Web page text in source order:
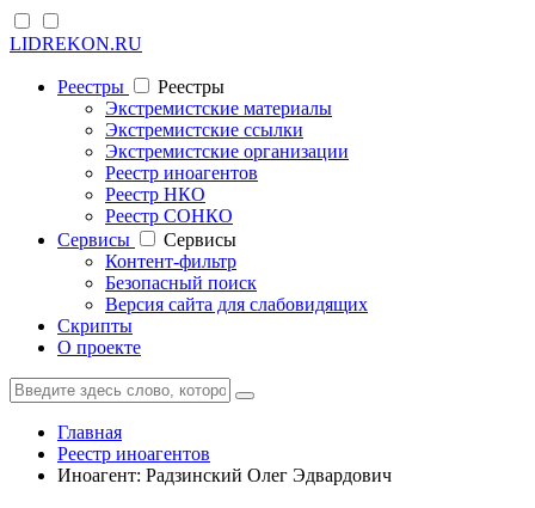
LIDREKON.RU
Реестры
Реестры
Экстремистские материалы
Экстремистские ссылки
Экстремистские организации
Реестр иноагентов
Реестр НКО
Реестр СОНКО
Cервисы
Cервисы
Контент-фильтр
Безопасный поиск
Версия сайта для слабовидящих
Скрипты
О проекте
Главная
Реестр иноагентов
Иноагент: Радзинский Олег Эдвардович